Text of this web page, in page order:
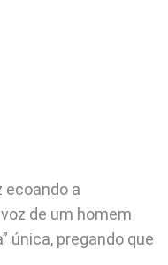
ecoando a
de um homem
única, pregando que